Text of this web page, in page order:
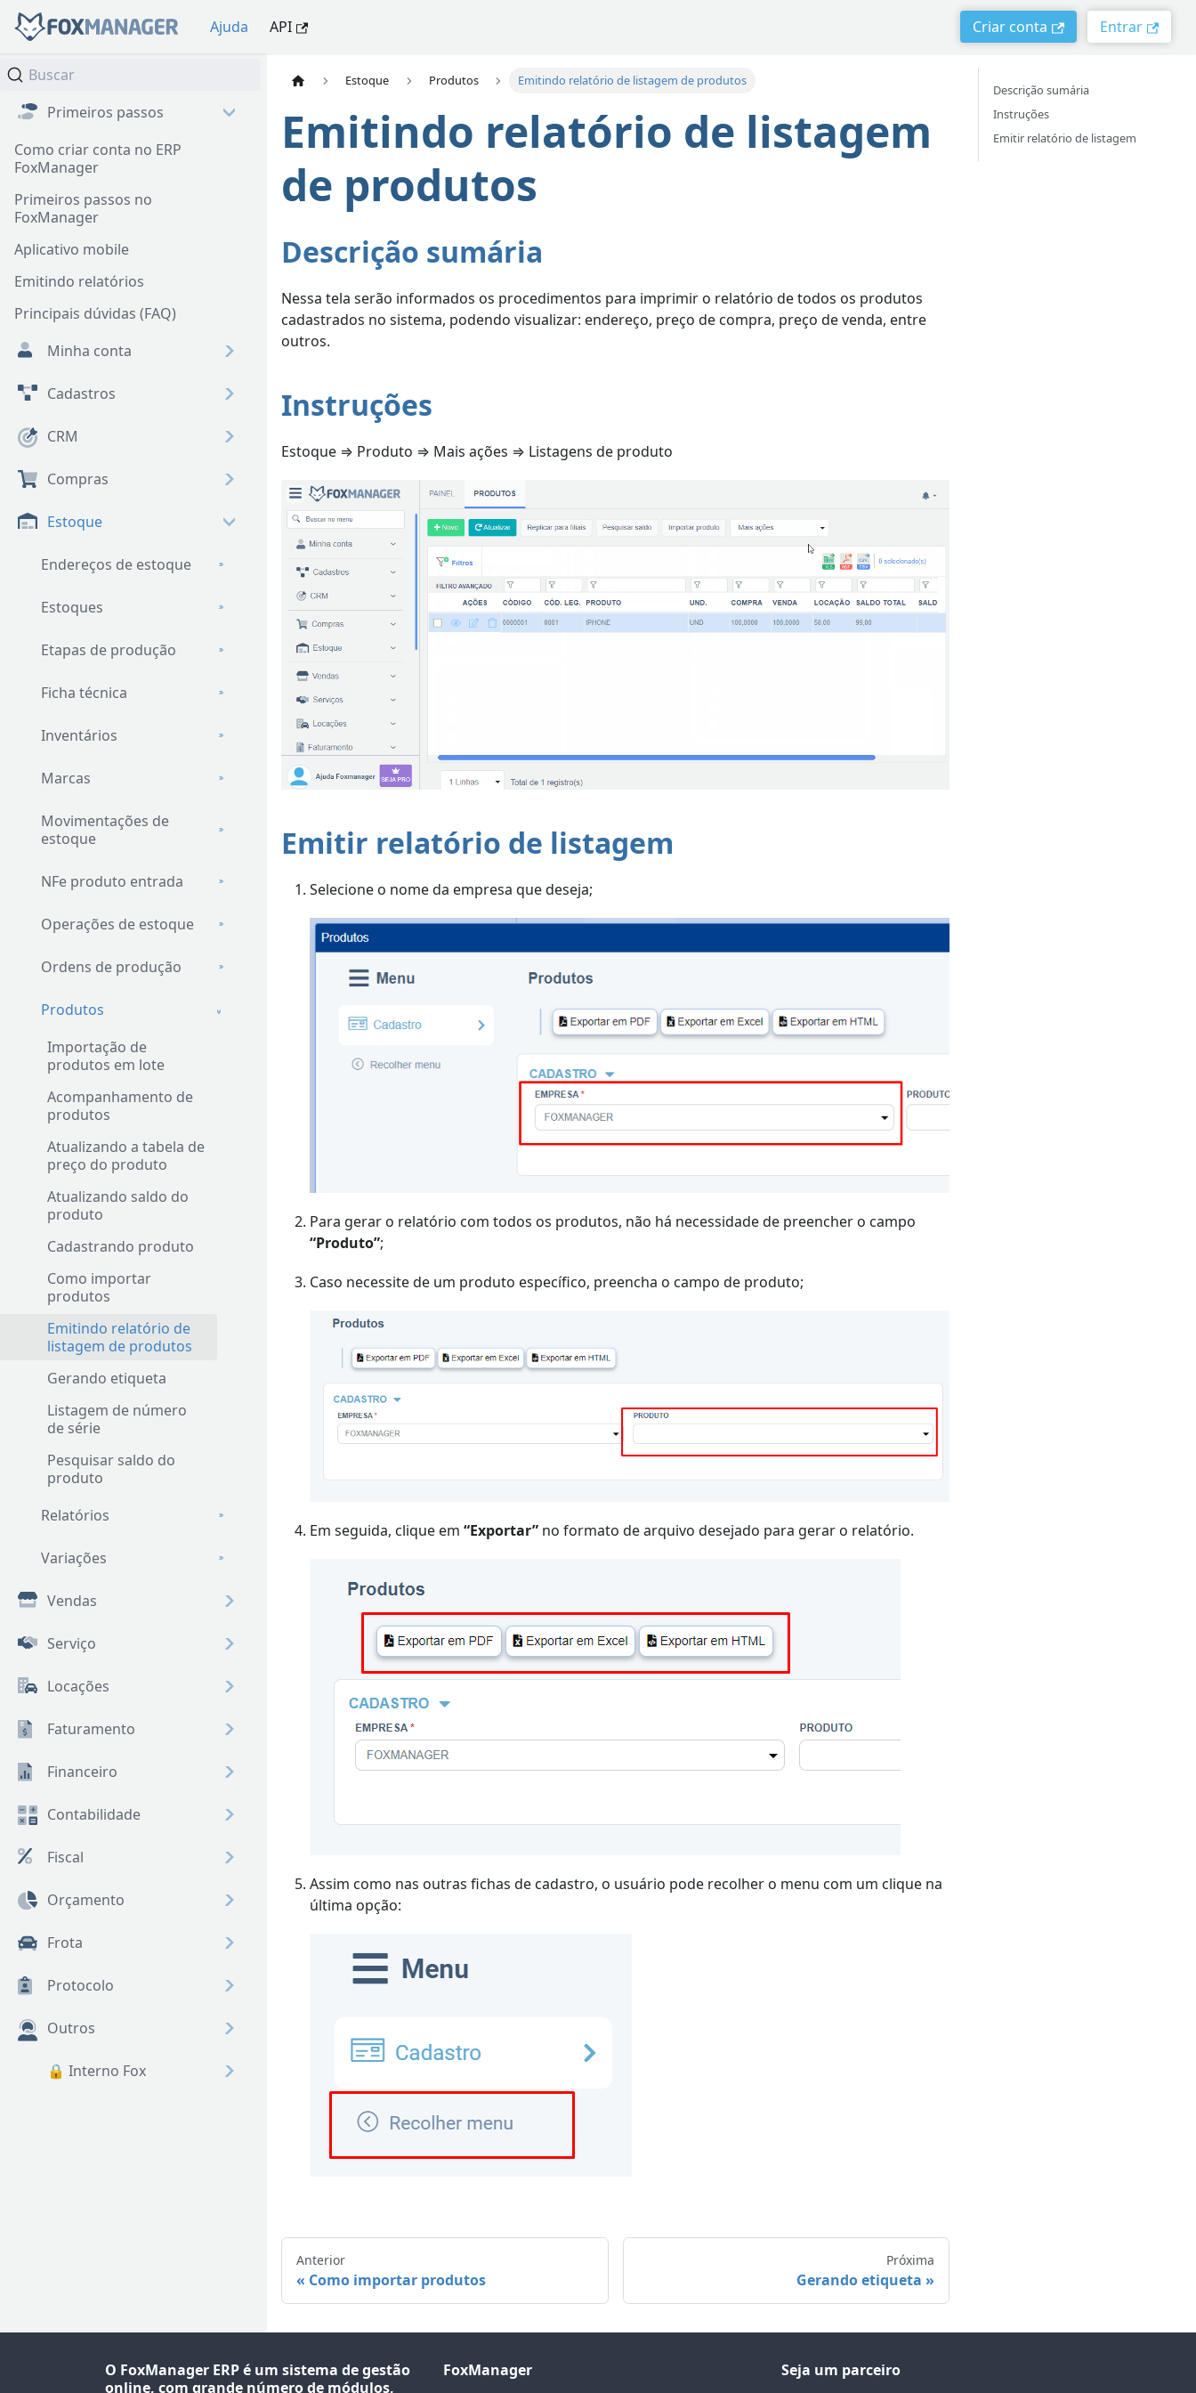
Ajuda API Criar conta Entrar
Buscar
✨Breve introdução
Primeiros passos
Como criar conta no ERP
FoxManager
Primeiros passos no
FoxManager
Aplicativo mobile
Emitindo relatórios
Principais dúvidas (FAQ)
Minha conta
Cadastros
CRM
Compras
Estoque
Endereços de estoque
Estoques
Etapas de produção
Ficha técnica
Inventários
Marcas
Movimentações de
estoque
NFe produto entrada
Operações de estoque
Ordens de produção
Produtos
Importação de
produtos em lote
Acompanhamento de
produtos
Atualizando a tabela de
preço do produto
Atualizando saldo do
produto
Cadastrando produto
Como importar
produtos
Emitindo relatório de
listagem de produtos
Gerando etiqueta
Listagem de número
de série
Pesquisar saldo do
produto
Relatórios
Variações
Vendas
Serviço
Locações
Faturamento
Financeiro
Contabilidade
Fiscal
Orçamento
Frota
Protocolo
Outros
🔒 Interno Fox
Estoque Produtos Emitindo relatório de listagem de produtos
Emitindo relatório de listagem
de produtos
Descrição sumária
Nessa tela serão informados os procedimentos para imprimir o relatório de todos os produtos
cadastrados no sistema, podendo visualizar: endereço, preço de compra, preço de venda, entre
outros.
Instruções
Estoque ⇒ Produto ⇒ Mais ações ⇒ Listagens de produto
Emitir relatório de listagem
Selecione o nome da empresa que deseja;
Para gerar o relatório com todos os produtos, não há necessidade de preencher o campo
“Produto”;
Caso necessite de um produto específico, preencha o campo de produto;
Em seguida, clique em “Exportar” no formato de arquivo desejado para gerar o relatório.
Assim como nas outras fichas de cadastro, o usuário pode recolher o menu com um clique na
última opção:
Anterior
Como importar produtos
Próxima
Gerando etiqueta
Descrição sumária
Instruções
Emitir relatório de listagem
O FoxManager ERP é um sistema de gestão
online, com grande número de módulos,
FoxManager Seja um parceiro